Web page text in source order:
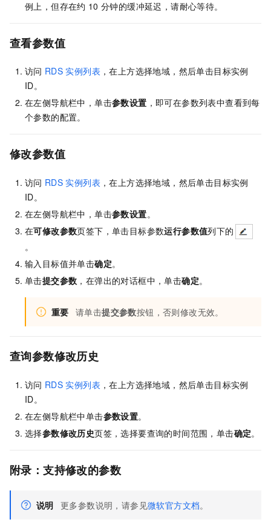
例上，但存在约 10 分钟的缓冲延迟，请耐心等待。
查看参数值
访问 RDS 实例列表 ，在上方选择地域，然后单击目标实例
ID。
在左侧导航栏中，单击参数设置 ，即可在参数列表中查看到每
个参数的配置。
修改参数值
访问 RDS 实例列表 ，在上方选择地域，然后单击目标实例
ID。
在左侧导航栏中，单击参数设置。
在可修改参数页签下，单击目标参数运行参数值列下的
。
输入目标值并单击确定。
单击提交参数 ，在弹出的对话框中，单击确定。
重要 请单击提交参数按钮，否则修改无效。
查询参数修改历史
访问 RDS 实例列表 ，在上方选择地域，然后单击目标实例
ID。
在左侧导航栏中单击参数设置。
选择参数修改历史页签，选择要查询的时间范围，单击确定。
附录：支持修改的参数
说明 更多参数说明，请参见微软官方文档。